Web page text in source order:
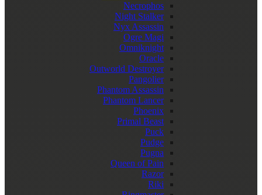
Necrophos
Night Stalker
Nyx Assassin
Ogre Magi
Omniknight
Oracle
Outworld Destroyer
Pangolier
Phantom Assassin
Phantom Lancer
Phoenix
Primal Beast
Puck
Pudge
Pugna
Queen of Pain
Razor
Riki